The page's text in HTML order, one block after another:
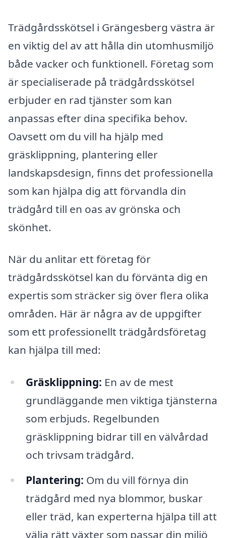
Trädgårdsskötsel i Grängesberg västra är
en viktig del av att hålla din utomhusmiljö
både vacker och funktionell. Företag som
är specialiserade på trädgårdsskötsel
erbjuder en rad tjänster som kan
anpassas efter dina specifika behov.
Oavsett om du vill ha hjälp med
gräsklippning, plantering eller
landskapsdesign, finns det professionella
som kan hjälpa dig att förvandla din
trädgård till en oas av grönska och
skönhet.
När du anlitar ett företag för
trädgårdsskötsel kan du förvänta dig en
expertis som sträcker sig över flera olika
områden. Här är några av de uppgifter
som ett professionellt trädgårdsföretag
kan hjälpa till med:
Gräsklippning: En av de mest
grundläggande men viktiga tjänsterna
som erbjuds. Regelbunden
gräsklippning bidrar till en välvårdad
och trivsam trädgård.
Plantering: Om du vill förnya din
trädgård med nya blommor, buskar
eller träd, kan experterna hjälpa till att
välja rätt växter som passar din miljö